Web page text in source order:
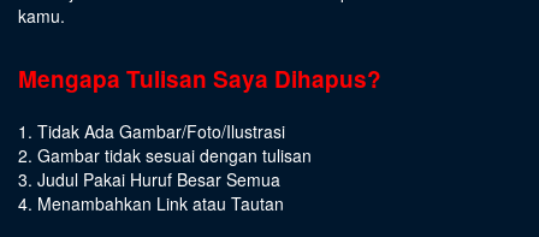
kamu.
Mengapa Tulisan Saya Dihapus?
1. Tidak Ada Gambar/Foto/Ilustrasi
2. Gambar tidak sesuai dengan tulisan
3. Judul Pakai Huruf Besar Semua
4. Menambahkan Link atau Tautan